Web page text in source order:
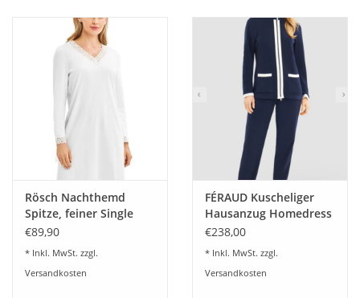
Rösch Nachthemd
Spitze, feiner Single
Jersey 100% Baumwolle
€89,90
* Inkl. MwSt. zzgl.
Versandkosten
FÉRAUD Kuscheliger
Hausanzug Homedress
Fleece Fb.navy blau
€238,00
* Inkl. MwSt. zzgl.
Versandkosten